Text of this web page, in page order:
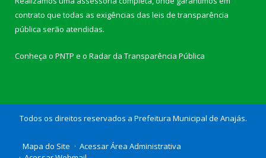
contrato que todas as exigências das leis de transparência
pública serão atendidas.
Conheça o PNTP e o Radar da Transparência Pública
Todos os direitos reservados a Prefeitura Municipal de Anajás.
Mapa do Site
Acessar Área Administrativa